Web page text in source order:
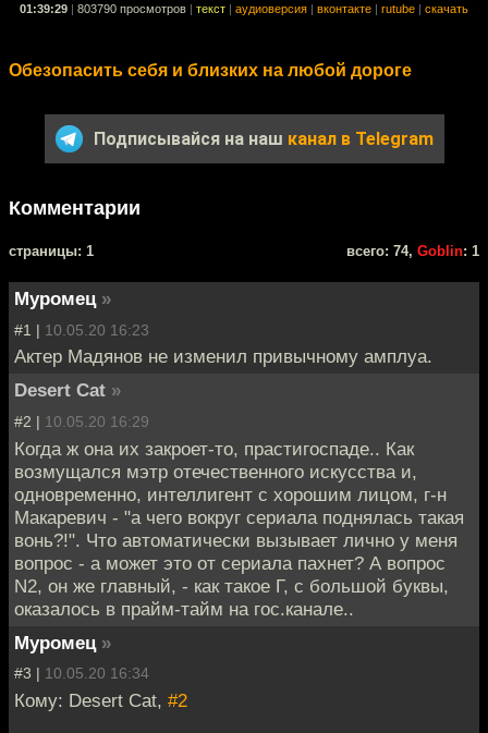
01:39:29 803790 просмотров текст аудиоверсия вконтакте rutube скачать
Обезопасить себя и близких на любой дороге
Подписывайся на наш канал в Telegram
Комментарии
cтраницы: 1 всего: 74, Goblin: 1
Муромец »
#1 | 10.05.20 16:23
Актер Мадянов не изменил привычному амплуа.
Desert Cat »
#2 | 10.05.20 16:29
Когда ж она их закроет-то, прастигоспаде.. Как
возмущался мэтр отечественного искусства и,
одновременно, интеллигент с хорошим лицом, г-н
Макаревич - "а чего вокруг сериала поднялась такая
вонь?!". Что автоматически вызывает лично у меня
вопрос - а может это от сериала пахнет? А вопрос
N2, он же главный, - как такое Г, с большой буквы,
оказалось в прайм-тайм на гос.канале..
Муромец »
#3 | 10.05.20 16:34
Кому: Desert Cat, #2